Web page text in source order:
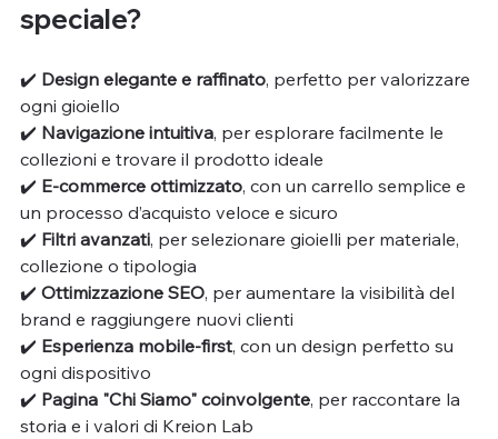
speciale?
✔️ Design elegante e raffinato, perfetto per valorizzare
ogni gioiello
✔️ Navigazione intuitiva, per esplorare facilmente le
collezioni e trovare il prodotto ideale
✔️ E-commerce ottimizzato, con un carrello semplice e
un processo d’acquisto veloce e sicuro
✔️ Filtri avanzati, per selezionare gioielli per materiale,
collezione o tipologia
✔️ Ottimizzazione SEO, per aumentare la visibilità del
brand e raggiungere nuovi clienti
✔️ Esperienza mobile-first, con un design perfetto su
ogni dispositivo
✔️ Pagina "Chi Siamo" coinvolgente, per raccontare la
storia e i valori di Kreion Lab